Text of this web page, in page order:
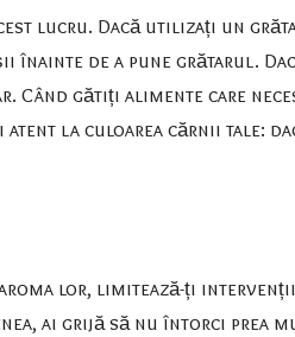
lucru. Dacă utilizați un
înainte de a pune grătarul.
Când gătiți alimente care
la culoarea cărnii tale:
lor, limitează-ți
ai grijă să nu întorci prea